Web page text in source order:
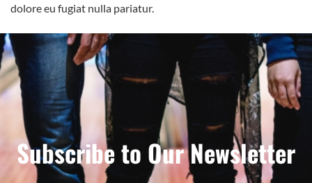
dolore eu fugiat nulla pariatur.
Subscribe to Our Newsletter